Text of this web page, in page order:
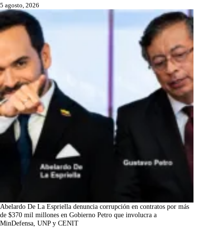
5 agosto, 2026
Abelardo De La Espriella denuncia corrupción en contratos por más
de $370 mil millones en Gobierno Petro que involucra a
MinDefensa, UNP y CENIT